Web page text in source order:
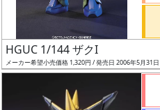
割
引
HGUC 1/144 ザクI
メーカー希望小売価格 1,320円 / 発売日 2006年5月31日